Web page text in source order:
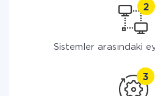
Sistemler arasındaki